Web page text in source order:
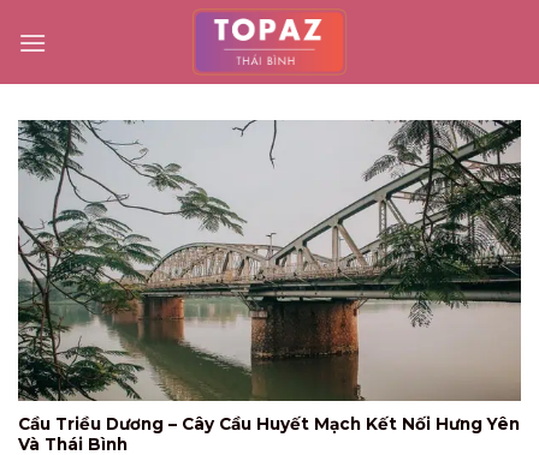
Cầu Triều Dương – Cây Cầu Huyết Mạch Kết Nối Hưng Yên
Và Thái Bình